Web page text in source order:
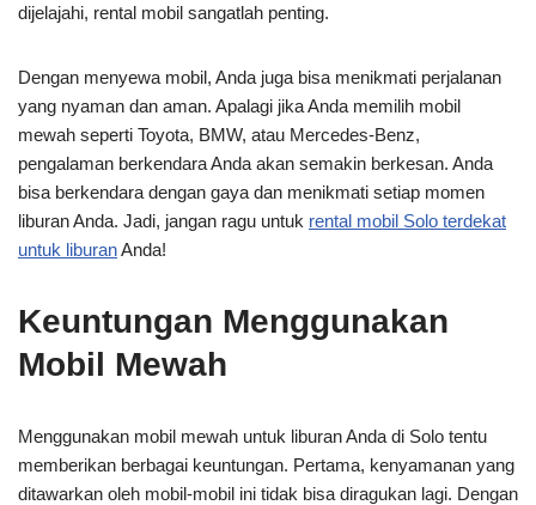
dijelajahi, rental mobil sangatlah penting.
Dengan menyewa mobil, Anda juga bisa menikmati perjalanan
yang nyaman dan aman. Apalagi jika Anda memilih mobil
mewah seperti Toyota, BMW, atau Mercedes-Benz,
pengalaman berkendara Anda akan semakin berkesan. Anda
bisa berkendara dengan gaya dan menikmati setiap momen
liburan Anda. Jadi, jangan ragu untuk rental mobil Solo terdekat
untuk liburanAnda!
Keuntungan Menggunakan
Mobil Mewah
Menggunakan mobil mewah untuk liburan Anda di Solo tentu
memberikan berbagai keuntungan. Pertama, kenyamanan yang
ditawarkan oleh mobil-mobil ini tidak bisa diragukan lagi. Dengan